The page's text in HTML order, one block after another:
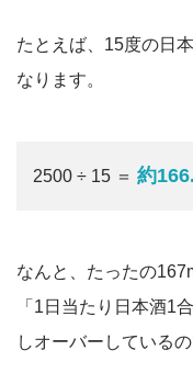
たとえば、15度の日
なります。
2500 ÷ 15 ＝ 約
なんと、たったの
「1日当たり日本酒1
しオーバーしているの